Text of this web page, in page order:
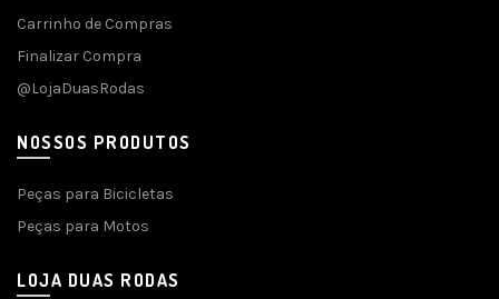
Carrinho de Compras
Finalizar Compra
@LojaDuasRodas
NOSSOS PRODUTOS
Peças para Bicicletas
Peças para Motos
LOJA DUAS RODAS